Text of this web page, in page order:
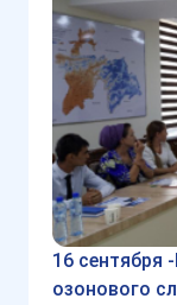
16
озонового